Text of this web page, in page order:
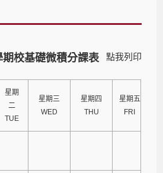
點我列印
校基礎微積分課表
星期
二
TUE
星期三
WED
星期四
THU
星期五
FRI